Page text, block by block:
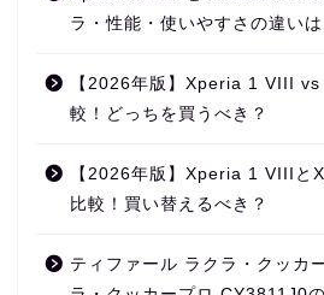
ラ・性能・使いやすさの違いは
【2026年版】Xperia 1 VIII
較！どっちを買うべき？
【2026年版】Xperia 1 VIIIと
比較！買い替えるべき？
ティファール ラクラ・クッカ